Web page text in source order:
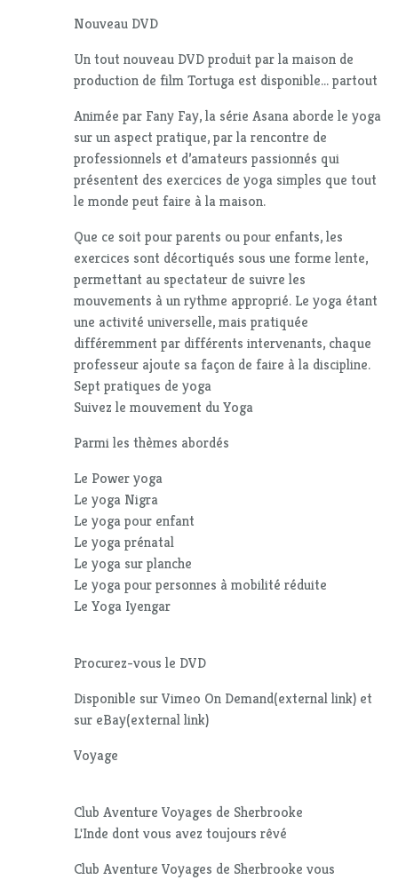
Nouveau DVD
Un tout nouveau DVD produit par la maison de
production de film Tortuga est disponible... partout
Animée par Fany Fay, la série Asana aborde le yoga
sur un aspect pratique, par la rencontre de
professionnels et d’amateurs passionnés qui
présentent des exercices de yoga simples que tout
le monde peut faire à la maison.
Que ce soit pour parents ou pour enfants, les
exercices sont décortiqués sous une forme lente,
permettant au spectateur de suivre les
mouvements à un rythme approprié. Le yoga étant
une activité universelle, mais pratiquée
différemment par différents intervenants, chaque
professeur ajoute sa façon de faire à la discipline.
Sept pratiques de yoga
Suivez le mouvement du Yoga
Parmi les thèmes abordés
Le Power yoga
Le yoga Nigra
Le yoga pour enfant
Le yoga prénatal
Le yoga sur planche
Le yoga pour personnes à mobilité réduite
Le Yoga Iyengar
Procurez-vous le DVD
Disponible sur Vimeo On Demand(external link) et
sur eBay(external link)
Voyage
Club Aventure Voyages de Sherbrooke
L'Inde dont vous avez toujours rêvé
Club Aventure Voyages de Sherbrooke vous